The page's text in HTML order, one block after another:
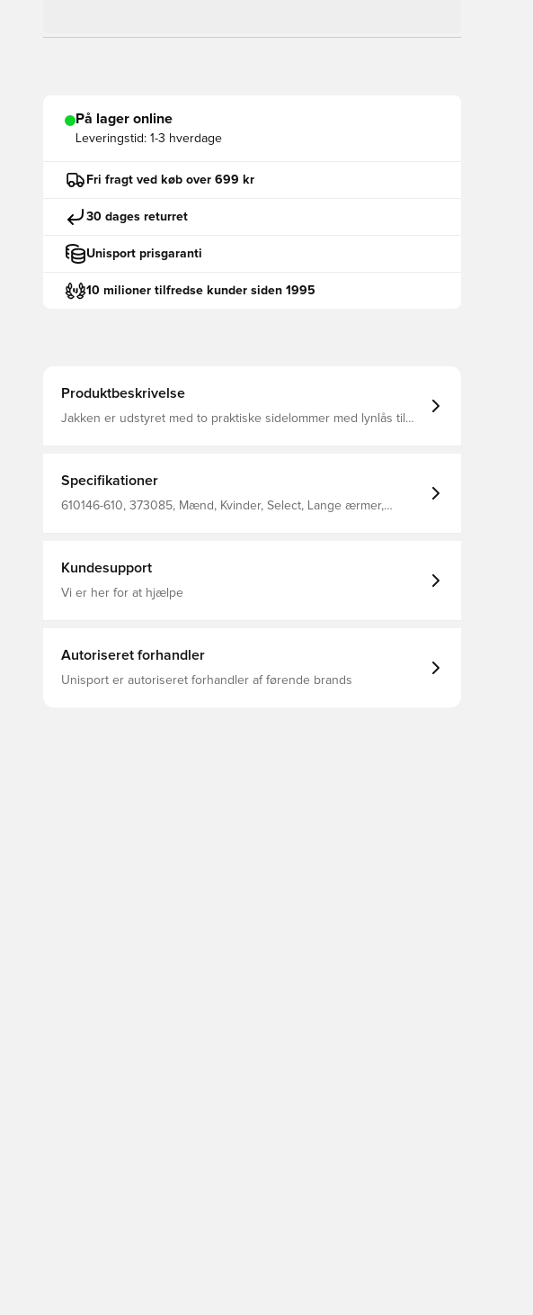
På lager online
Leveringstid: 1-3 hverdage
Fri fragt ved køb over 699 kr
30 dages returret
Unisport prisgaranti
10 milioner tilfredse kunder siden 1995
Produktbeskrivelse
Jakken er udstyret med to praktiske sidelommer med lynlås til
mod elementerne med det vindafvisende design Jakken er lavet
Specifikationer
610146-610, 373085, Mænd, Kvinder, Select, Lange ærmer,
Kundesupport
Vi er her for at hjælpe
Autoriseret forhandler
Unisport er autoriseret forhandler af førende brands